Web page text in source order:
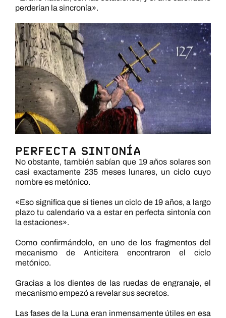
perderían la sincronía».
Perfecta sintonía
No obstante, también sabían que 19 años solares son
casi exactamente 235 meses lunares, un ciclo cuyo
nombre es metónico.
«Eso significa que si tienes un ciclo de 19 años, a largo
plazo tu calendario va a estar en perfecta sintonía con
la estaciones».
Como confirmándolo, en uno de los fragmentos del
mecanismo de Anticitera encontraron el ciclo
metónico.
Gracias a los dientes de las ruedas de engranaje, el
mecanismo empezó a revelar sus secretos.
Las fases de la Luna eran inmensamente útiles en esa